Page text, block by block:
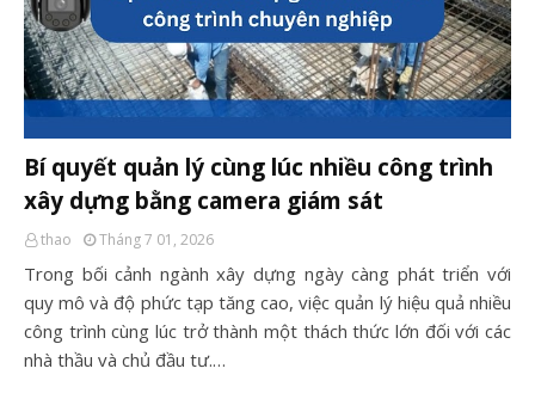
Bí quyết quản lý cùng lúc nhiều công trình
xây dựng bằng camera giám sát
thao Tháng 7 01, 2026
Trong bối cảnh ngành xây dựng ngày càng phát triển với
quy mô và độ phức tạp tăng cao, việc quản lý hiệu quả nhiều
công trình cùng lúc trở thành một thách thức lớn đối với các
nhà thầu và chủ đầu tư.…